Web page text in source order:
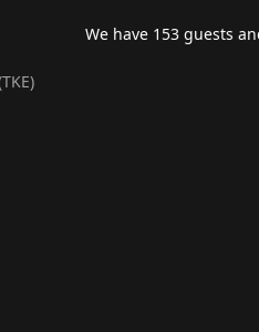
We have 153 guests